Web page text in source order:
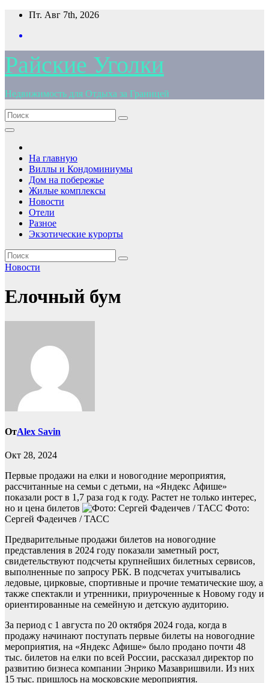
Перейти
содержимому
Пт. Авг 7th, 2026
Райские Уголки
Недвижимость для Отдыха за Границей
На главную
Виллы и Кондоминиумы
Дом на побережье
Жилые комплексы
Новости
Отели
Разное
Экзотические курорты
Новости
Елочный бум
ОтAlex Savin
Окт 28, 2024
Первые продажи на елки и новогодние мероприятия,
рассчитанные на семьи с детьми, на «Яндекс Афише»
показали рост в 1,7 раза год к году. Растет не только интерес,
но и цена билетов
Фото:
Сергей Фадеичев / ТАСС
Предварительные продажи билетов на новогодние
представления в 2024 году показали заметный рост,
свидетельствуют подсчеты крупнейших билетных сервисов,
выполненные по запросу РБК. В подсчетах учитывались
ледовые, цирковые, спортивные и прочие тематические шоу, а
также спектакли и утренники, приуроченные к Новому году и
ориентированные на семейную и детскую аудиторию.
За период с 1 августа по 20 октября 2024 года, когда в
продажу начинают поступать первые билеты на новогодние
мероприятия, на «Яндекс Афише» было продано почти 48
тыс. билетов на елки по всей России, рассказал директор по
развитию бизнеса компании Энрико Мазавришвили. Из них
15 тыс. пришлось на московские мероприятия.